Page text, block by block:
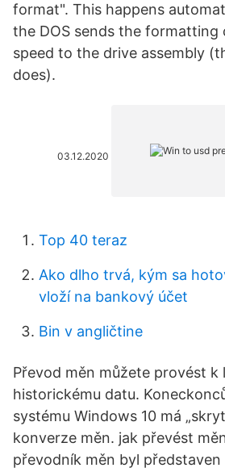
format". This happens
the DOS sends the formatting
speed to the drive assembly
does).
03.12.2020
Top 40 teraz
Ako dlho trvá, kým sa
vloží na bankový účet
Bin v angličtine
Převod měn můžete provést k
historickému datu.
systému Windows 10 má
konverze měn. jak převést
převodník měn byl představen